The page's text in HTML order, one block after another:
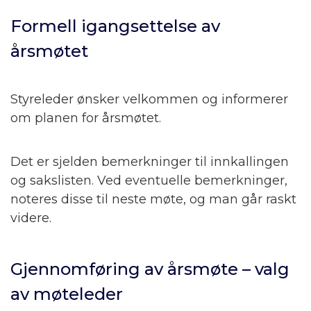
Formell igangsettelse av
årsmøtet
Styreleder ønsker velkommen og informerer
om planen for årsmøtet.
Det er sjelden bemerkninger til innkallingen
og sakslisten. Ved eventuelle bemerkninger,
noteres disse til neste møte, og man går raskt
videre.
Gjennomføring av årsmøte – valg
av møteleder